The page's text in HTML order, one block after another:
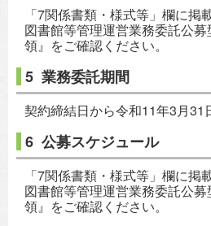
「7関係書類・様式等」欄に掲
図書館等管理運営業務委託公
領』をご確認ください。
5 業務委託期間
契約締結日から令和11年3月31
6 公募スケジュール
「7関係書類・様式等」欄に掲
図書館等管理運営業務委託公
領』をご確認ください。